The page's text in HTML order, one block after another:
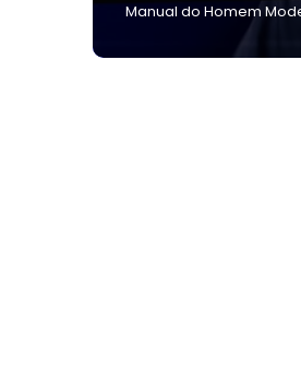
Manual do Homem